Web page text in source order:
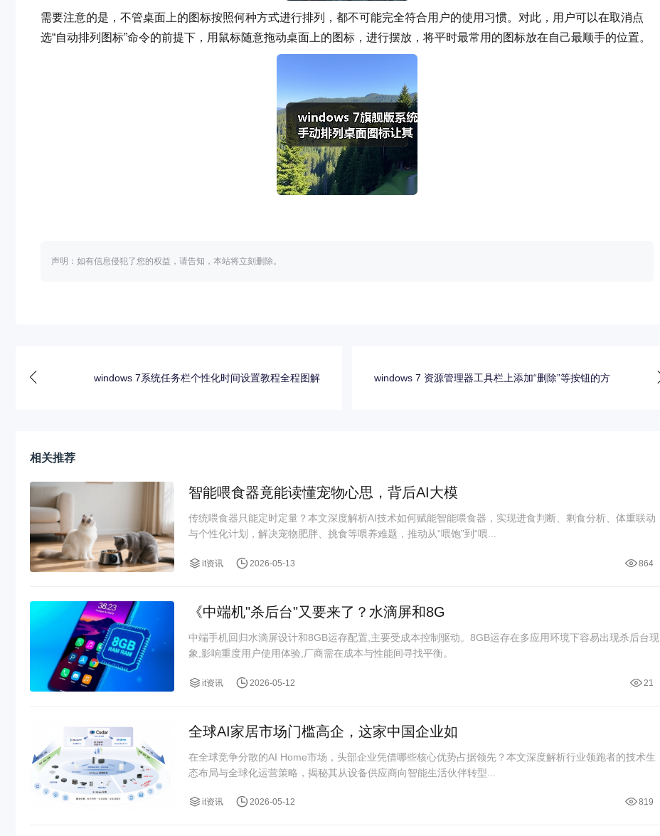
需要注意的是，不管桌面上的图标按照何种方式进行排列，都不可能完全符合用户的使用习惯。对此，用户可以在取消点
选“自动排列图标”命令的前提下，用鼠标随意拖动桌面上的图标，进行摆放，将平时最常用的图标放在自己最顺手的位置。
声明：如有信息侵犯了您的权益，请告知，本站将立刻删除。
windows 7系统任务栏个性化时间设置教程全程图解 windows 7 资源管理器工具栏上添加“删除”等按钮的方
相关推荐
智能喂食器竟能读懂宠物心思，背后AI大模
传统喂食器只能定时定量？本文深度解析AI技术如何赋能智能喂食器，实现进食判断、剩食分析、体重联动
与个性化计划，解决宠物肥胖、挑食等喂养难题，推动从“喂饱”到“喂...
it资讯 2026-05-13 864
《中端机"杀后台"又要来了？水滴屏和8G
中端手机回归水滴屏设计和8GB运存配置,主要受成本控制驱动。8GB运存在多应用环境下容易出现杀后台现
象,影响重度用户使用体验,厂商需在成本与性能间寻找平衡。
it资讯 2026-05-12 21
全球AI家居市场门槛高企，这家中国企业如
在全球竞争分散的AI Home市场，头部企业凭借哪些核心优势占据领先？本文深度解析行业领跑者的技术生
态布局与全球化运营策略，揭秘其从设备供应商向智能生活伙伴转型...
it资讯 2026-05-12 819